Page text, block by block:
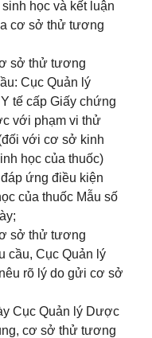
học và kết luận
cơ sở thử tương
sở thử tương
Cục Quản lý
tế cấp Giấy chứng
với phạm vi thử
với cơ sở kinh
học của thuốc)
ứng điều kiện
của thuốc Mẫu số
sở thử tương
cầu, Cục Quản lý
rõ lý do gửi cơ sở
Cục Quản lý Dược
cơ sở thử tương